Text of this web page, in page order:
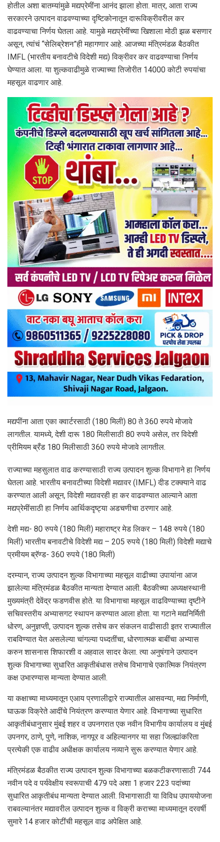
होतील अशा बातम्यांमुळे मद्यप्रेमींना आनंद झाला होता. मात्र, आता राज्य
सरकारने उत्पादन वाढवण्याच्या दृष्टिकोनातून दारूविक्रीवरील कर
वाढवण्याचा निर्णय घेतला आहे. यामुळे मद्यप्रेमींच्या खिशाला मोठी झळ बसणार
असून, त्यांचं “सेलिब्रेशन”ही महागणार आहे. आजच्या मंत्रिमंडळ बैठकीत
IMFL (भारतीय बनावटीचे विदेशी मद्य) विक्रीवर कर वाढवण्याचा निर्णय
घेण्यात आला. या शुल्कवाढीमुळे राज्याच्या तिजोरीत 14000 कोटी रुपयांचा
महसूल वाढणार आहे.
मद्यपींना आता एका क्वार्टरसाठी (180 मिली) 80 ते 360 रुपये मोजावे
लागतील. यामध्ये, देशी दारू 180 मिलीसाठी 80 रुपये असेल, तर विदेशी
प्रीमियम ब्रँड 180 मिलीसाठी 360 रुपये मोजावे लागतील.
राज्याच्या महसुलात वाढ करण्यासाठी राज्य उत्पादन शुल्क विभागाने हा निर्णय
घेतला आहे. भारतीय बनावटीच्या विदेशी मद्यावर (IMFL) दीड टक्क्याने वाढ
करण्यात आली असून, विदेशी मद्यावरही हा कर वाढवण्यात आल्याने आता
मद्यप्रेमींसाठी हा निर्णय आर्थिकदृष्ट्या अडचणीचा ठरणार आहे.
देशी मद्य- 80 रुपये (180 मिली) महाराष्ट्र मेड लिकर – 148 रुपये (180
मिली) भारतीय बनावटीचे विदेशी मद्य – 205 रुपये (180 मिली) विदेशी मद्याचे
प्रमीयम ब्रॅण्ड- 360 रुपये (180 मिली)
दरम्यान, राज्य उत्पादन शुल्क विभागाच्या महसूल वाढीच्या उपायांना आज
झालेल्या मंत्रिमंडळ बैठकीत मान्यता देण्यात आली. बैठकीच्या अध्यक्षस्थानी
मुख्यमंत्री देवेंद्र फडणवीस होते. या विभागाचा महसूल वाढविण्याच्या दृष्टीने
सचिवस्तरीय अभ्यासगट स्थापन करण्यात आला होता. या गटाने मद्यनिर्मिती
धोरण, अनुज्ञप्ती, उत्पादन शुल्क तसेच कर संकलन वाढीसाठी इतर राज्यातील
राबविण्यात येत असलेल्या चांगल्या पध्दतींचा, धोरणात्मक बाबींचा अभ्यास
करुन शासनास शिफारशी व अहवाल सादर केला. त्या अनुषंगाने उत्पादन
शुल्क विभागाच्या सुधारित आकृतीबंधास तसेच विभागाचे एकात्मिक नियंत्रण
कक्ष उभारण्यास मान्यता देण्यात आली.
या कक्षाच्या माध्यमातून एआय प्रणालीद्वारे राज्यातील आसवन्या, मद्य निर्माणी,
घाऊक विक्रेते आदींचे नियंत्रण करण्यात येणार आहे. विभागाच्या सुधारित
आकृतीबंधानुसार मुंबई शहर व उपनगरात एक नवीन विभागीय कार्यालय व मुंबई
उपनगर, ठाणे, पुणे, नाशिक, नागपूर व अहिल्यानगर या सहा जिल्ह्यांकरिता
प्रत्येकी एक वाढीव अधीक्षक कार्यालय नव्याने सुरू करण्यात येणार आहे.
मंत्रिमंडळ बैठकीत राज्य उत्पादन शुल्क विभागाच्या बळकटीकरणासाठी 744
नवीन पदे व पर्यवेक्षीय स्वरूपाची 479 पदे अशा 1 हजार 223 पदांच्या
सुधारित आकृतीबंध मान्यता देण्यात आली. विभागासाठी या विविध उपाययोजना
राबवल्यानंतर मद्यावरील उत्पादन शुल्क व विक्री कराच्या माध्यमातून दरवर्षी
सुमारे 14 हजार कोटींची महसूल वाढ अपेक्षित आहे.